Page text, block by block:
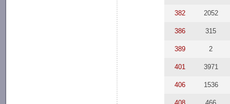
382 2052
386 315
389 2
401 3971
406 1536